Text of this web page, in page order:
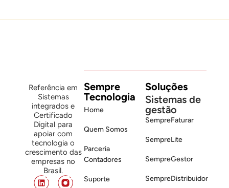
Referência em
Sistemas
integrados e
Certificado
Digital para
apoiar com
tecnologia o
crescimento das
empresas no
Brasil.
Sempre
Tecnologia
Home
Quem Somos
Parceria
Contadores
Suporte
Soluções
Sistemas de
gestão
SempreFaturar
SempreLite
SempreGestor
SempreDistribuidor